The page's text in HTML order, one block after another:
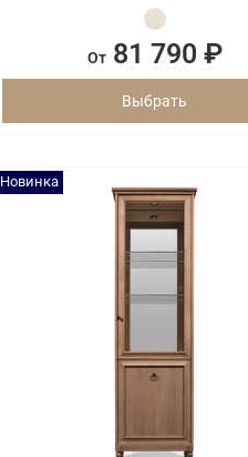
От81 790 ₽
Выбрать
Новинка